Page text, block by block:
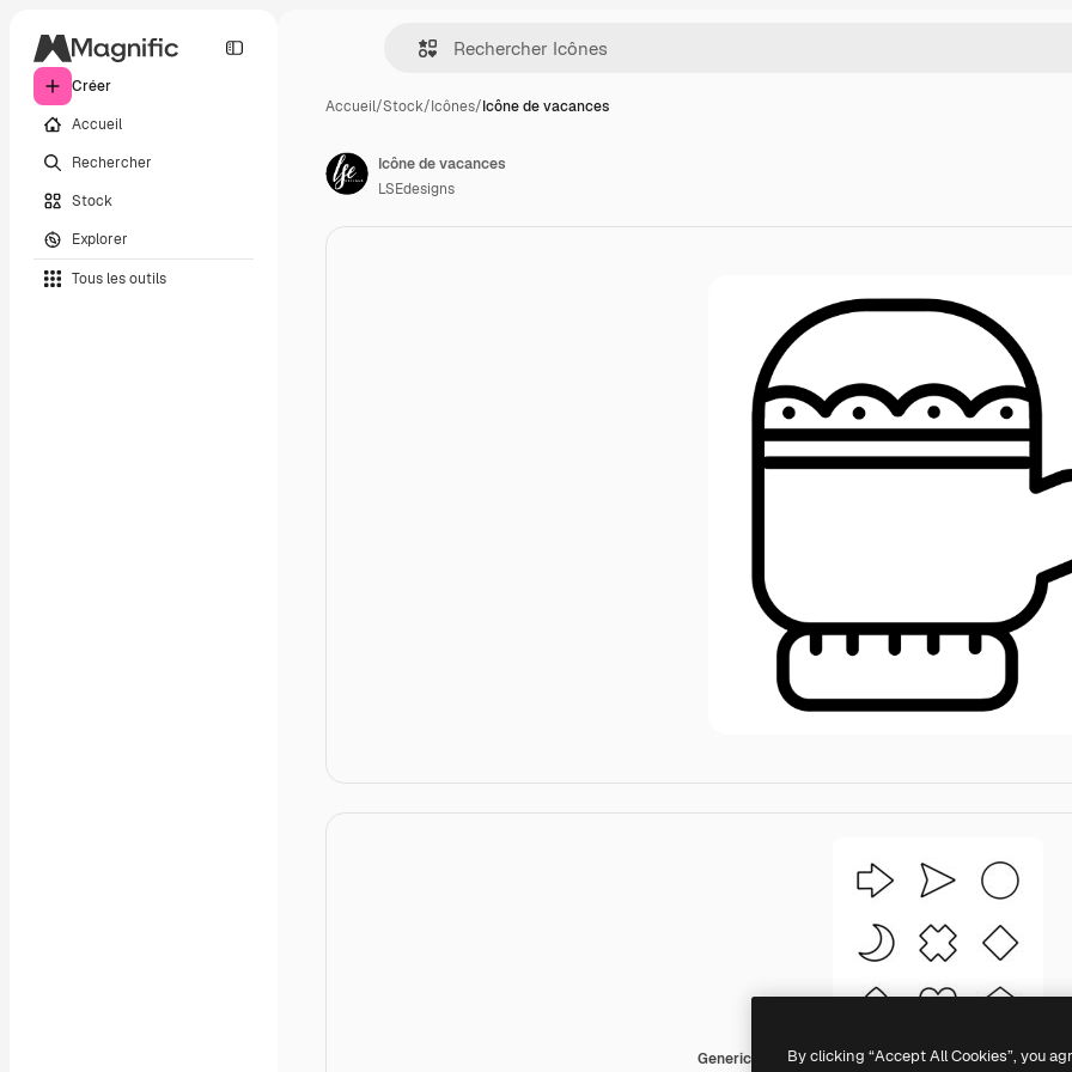
Créer
Accueil
Rechercher
Stock
Explorer
Tous les outils
Accueil/Stock/Icônes/Icône de vacances
Generic outline
Icône de vacances
LSEdesigns
By clicking “Accept All Cookies”, you